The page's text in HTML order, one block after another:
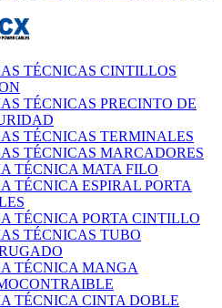
TÉCNICAS CINTILLOS
TÉCNICAS PRECINTO DE
TÉCNICAS TERMINALES
TÉCNICAS MARCADORES
TÉCNICA MATA FILO
TÉCNICA ESPIRAL PORTA
TÉCNICA PORTA CINTILLO
TÉCNICAS TUBO
TÉCNICA MANGA
TÉCNICA CINTA DOBLE